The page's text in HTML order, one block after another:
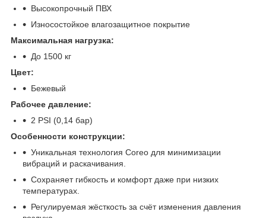
Высокопрочный ПВХ
Износостойкое влагозащитное покрытие
Максимальная нагрузка:
До 1500 кг
Цвет:
Бежевый
Рабочее давление:
2 PSI (0,14 бар)
Особенности конструкции:
Уникальная технология Coreo для минимизации
вибраций и раскачивания.
Сохраняет гибкость и комфорт даже при низких
температурах.
Регулируемая жёсткость за счёт изменения давления